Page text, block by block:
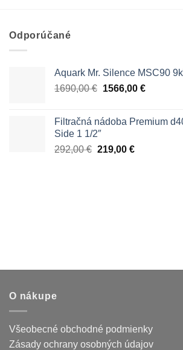
Odporúčané
Aquark Mr. Silence MSC90
1690,00€ Pôvodná
1690,00 €.
1566,00 €Aktuálna
1566,00
Filtračná nádoba Premium
Side 1 1/2″
292,00€ Pôvodná
219,00 €Aktuálna
O nákupe
Všeobecné obchodné podmienky
Zásady ochrany osobných údajov